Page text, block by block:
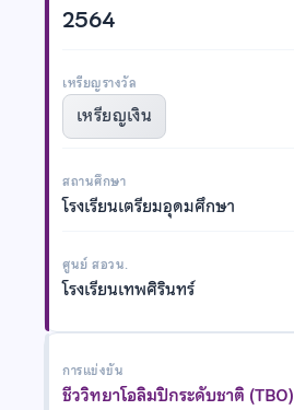
2564
เหรียญรางวัล
เหรียญเงิน
สถานศึกษา
โรงเรียนเตรียมอุดมศึกษา
ศูนย์ สอวน.
โรงเรียนเทพศิรินทร์
การแข่งขัน
ชีววิทยาโอลิมปิกระดับชาติ (TBO)